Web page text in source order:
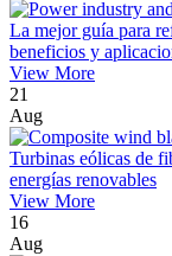
La mejor guía para
beneficios y
View More
21
Aug
Turbinas eólicas de
energías renovables
View More
16
Aug